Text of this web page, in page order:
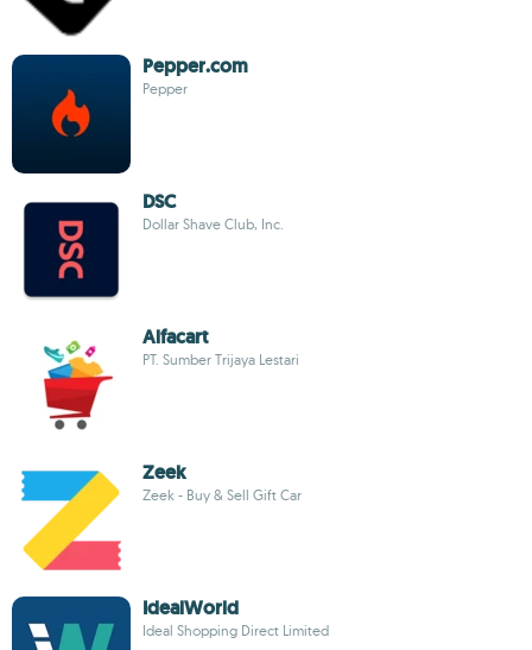
Pepper.com
Pepper
DSC
Dollar Shave Club, Inc.
Alfacart
PT. Sumber Trijaya Lestari
Zeek
Zeek - Buy & Sell Gift Car
IdealWorld
Ideal Shopping Direct Limited